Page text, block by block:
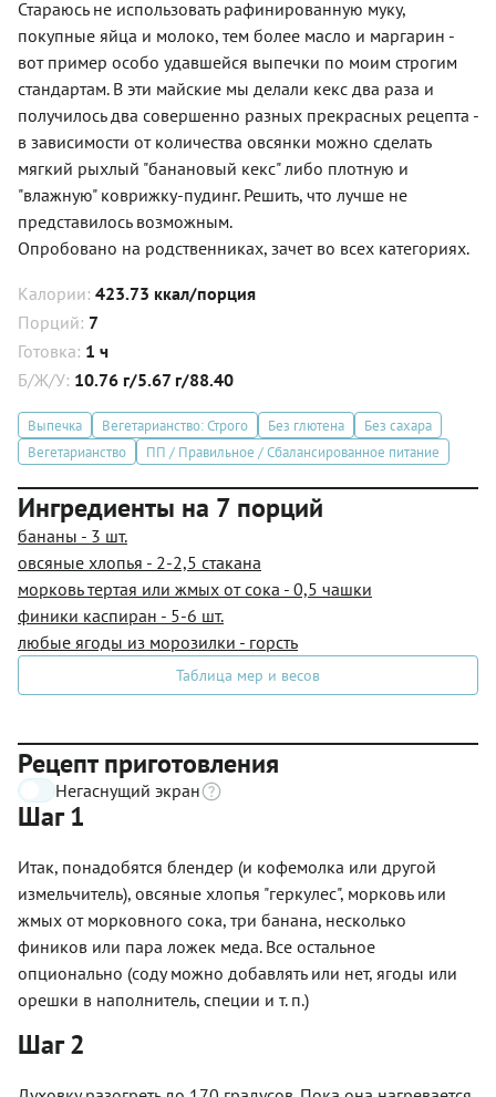
Стараюсь не использовать рафинированную муку,
покупные яйца и молоко, тем более масло и маргарин -
вот пример особо удавшейся выпечки по моим строгим
стандартам. В эти майские мы делали кекс два раза и
получилось два совершенно разных прекрасных рецепта -
в зависимости от количества овсянки можно сделать
мягкий рыхлый "банановый кекс" либо плотную и
"влажную" коврижку-пудинг. Решить, что лучше не
представилось возможным.
Опробовано на родственниках, зачет во всех категориях.
Калории: 423.73 ккал/порция
Порций: 7
Готовка: 1 ч
Б/Ж/У: 10.76 г/5.67 г/88.40
Выпечка Вегетарианство: Строго Без глютена
Без сахара
Вегетарианство
ПП / Правильное / Сбалансированное питание
Ингредиенты на 7 порций
бананы - 3 шт.
овсяные хлопья - 2-2,5 стакана
морковь тертая или жмых от сока - 0,5 чашки
финики каспиран - 5-6 шт.
любые ягоды из морозилки - горсть
Таблица мер и весов
Рецепт приготовления
Негаснущий экран
Шаг 1
Итак, понадобятся блендер (и кофемолка или другой
измельчитель), овсяные хлопья "геркулес", морковь или
жмых от морковного сока, три банана, несколько
фиников или пара ложек меда. Все остальное
опционально (соду можно добавлять или нет, ягоды или
орешки в наполнитель, специи и т. п.)
Шаг 2